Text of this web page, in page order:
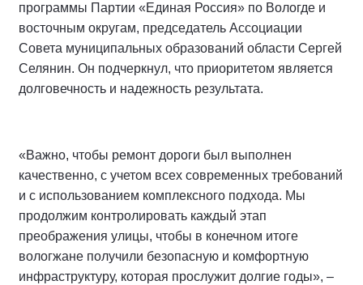
программы Партии «Единая Россия» по Вологде и
восточным округам, председатель Ассоциации
Совета муниципальных образований области Сергей
Селянин. Он подчеркнул, что приоритетом является
долговечность и надежность результата.
«Важно, чтобы ремонт дороги был выполнен
качественно, с учетом всех современных требований
и с использованием комплексного подхода. Мы
продолжим контролировать каждый этап
преображения улицы, чтобы в конечном итоге
вологжане получили безопасную и комфортную
инфраструктуру, которая прослужит долгие годы», –